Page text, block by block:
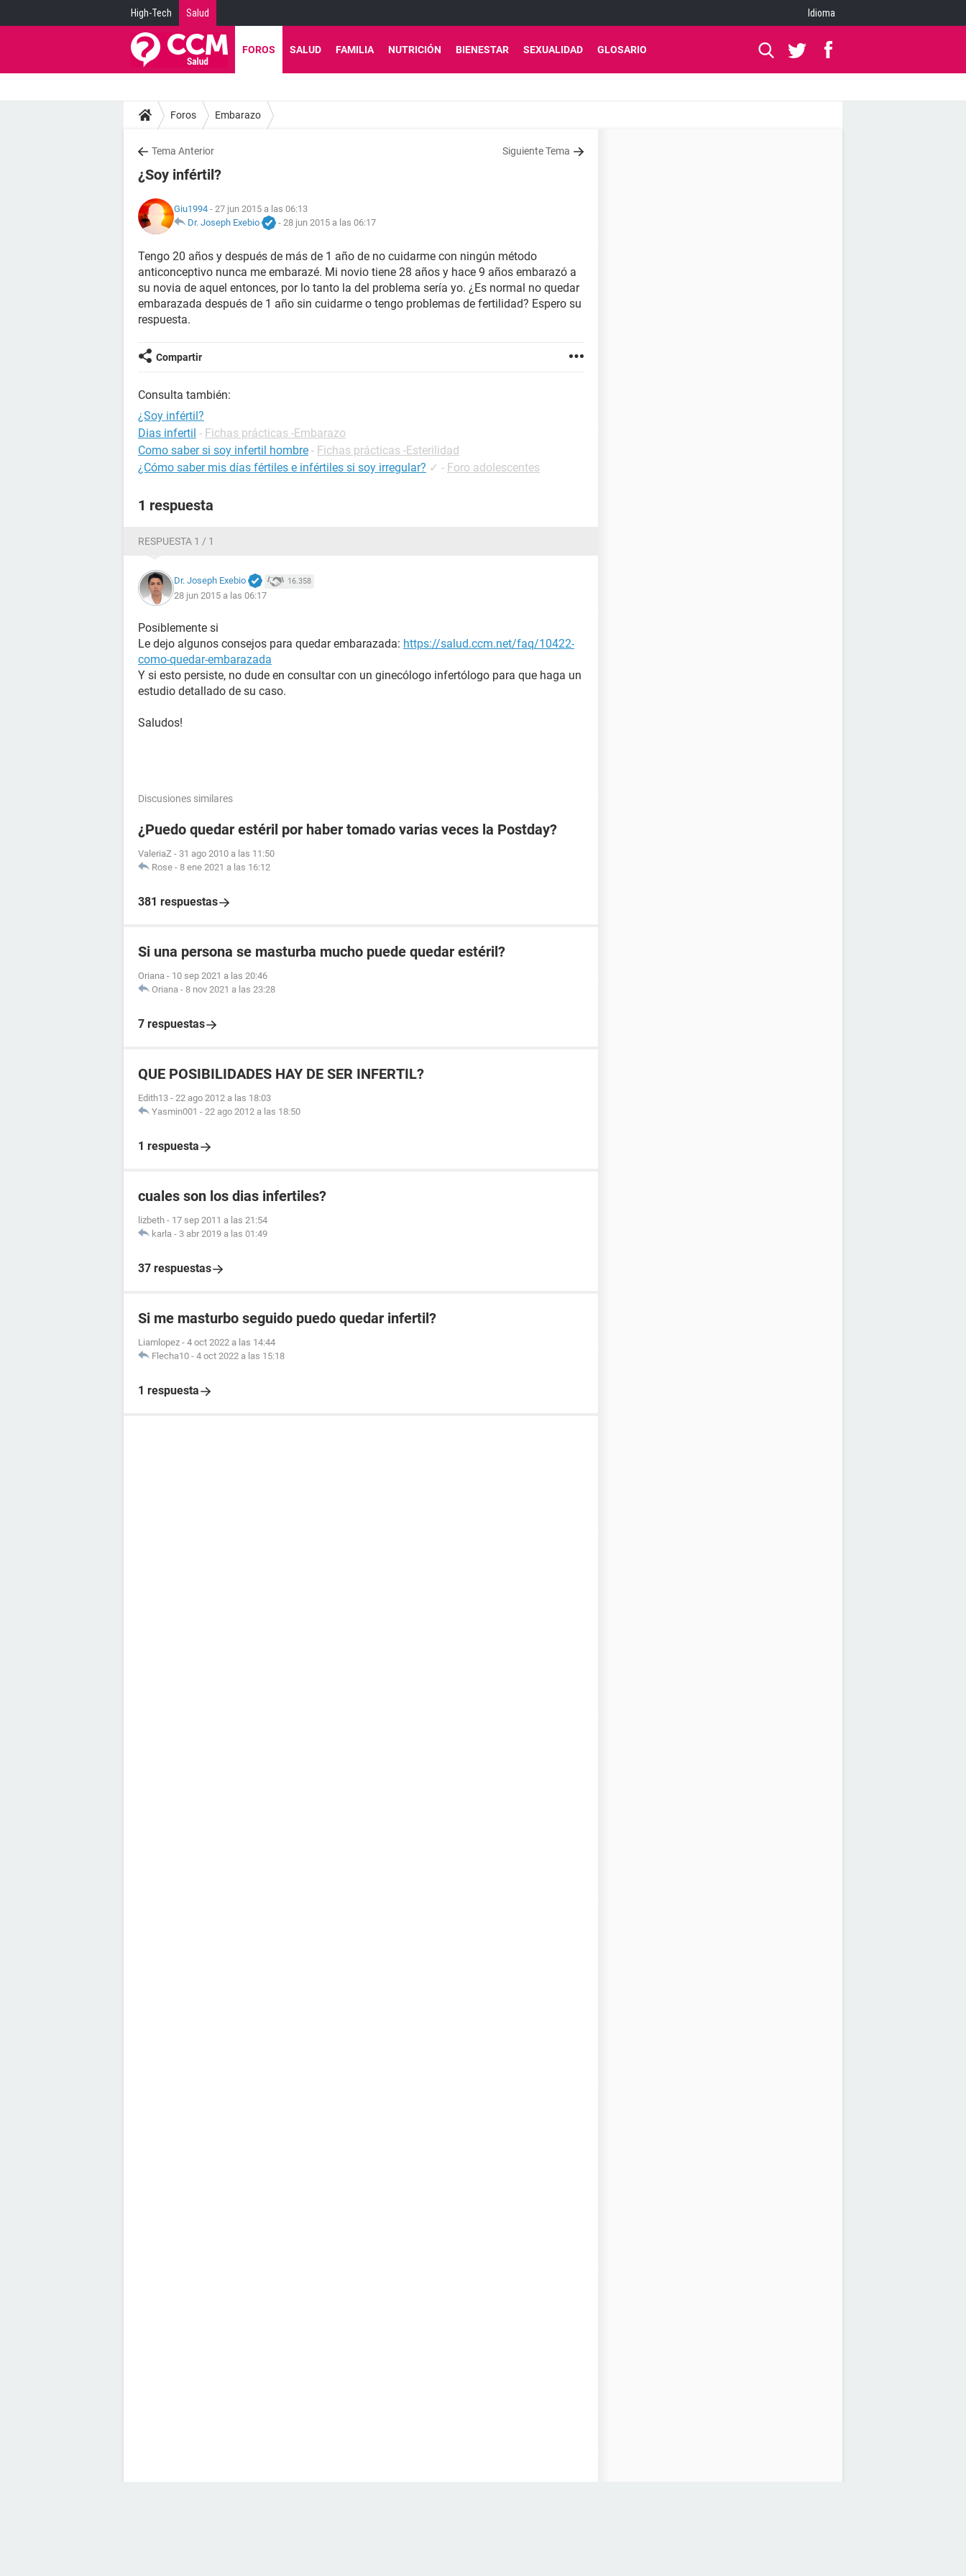
High-Tech Salud Idioma
FOROS SALUD FAMILIA NUTRICIÓN BIENESTAR SEXUALIDAD GLOSARIO
Foros Embarazo
Tema Anterior Siguiente Tema
¿Soy infértil?
Giu1994 - 27 jun 2015 a las 06:13
Dr. Joseph Exebio
- 28 jun 2015 a las 06:17
Tengo 20 años y después de más de 1 año de no cuidarme con ningún método
anticonceptivo nunca me embarazé. Mi novio tiene 28 años y hace 9 años embarazó a
su novia de aquel entonces, por lo tanto la del problema sería yo. ¿Es normal no quedar
embarazada después de 1 año sin cuidarme o tengo problemas de fertilidad? Espero su
respuesta.
Compartir
Consulta también:
¿Soy infértil?
Dias infertil - Fichas prácticas -Embarazo
Como saber si soy infertil hombre - Fichas prácticas -Esterilidad
¿Cómo saber mis días fértiles e infértiles si soy irregular? ✓ - Foro adolescentes
1 respuesta
RESPUESTA 1 / 1
Dr. Joseph Exebio 16.358
28 jun 2015 a las 06:17
Posiblemente si
Le dejo algunos consejos para quedar embarazada: https://salud.ccm.net/faq/10422-
como-quedar-embarazada
Y si esto persiste, no dude en consultar con un ginecólogo infertólogo para que haga un
estudio detallado de su caso.
Saludos!
Discusiones similares
¿Puedo quedar estéril por haber tomado varias veces la Postday?
ValeriaZ - 31 ago 2010 a las 11:50
Rose - 8 ene 2021 a las 16:12
381 respuestas
Si una persona se masturba mucho puede quedar estéril?
Oriana - 10 sep 2021 a las 20:46
Oriana - 8 nov 2021 a las 23:28
7 respuestas
QUE POSIBILIDADES HAY DE SER INFERTIL?
Edith13 - 22 ago 2012 a las 18:03
Yasmin001 - 22 ago 2012 a las 18:50
1 respuesta
cuales son los dias infertiles?
lizbeth - 17 sep 2011 a las 21:54
karla - 3 abr 2019 a las 01:49
37 respuestas
Si me masturbo seguido puedo quedar infertil?
Liamlopez - 4 oct 2022 a las 14:44
Flecha10 - 4 oct 2022 a las 15:18
1 respuesta